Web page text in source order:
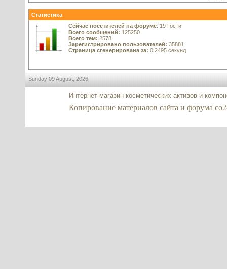
Статистика
Сейчас посетителей на форуме: 19 Гости
Всего сообщений: 125250
Всего тем: 2578
Зарегистрировано пользователей: 35881
Страница сгенерирована за: 0.2495 секунд
Sunday 09 August, 2026
Интернет-магазин косметических активов и
Копирование материалов сайта и форума